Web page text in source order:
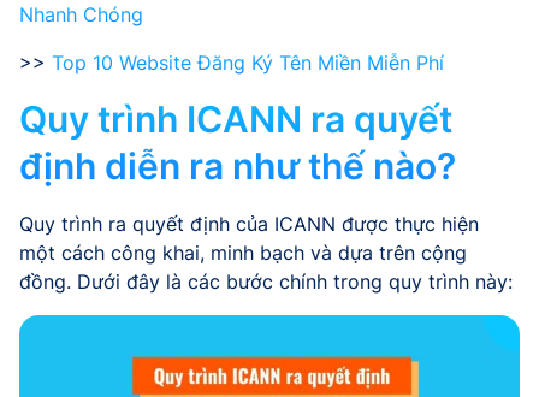
Nhanh Chóng
>> Top 10 Website Đăng Ký Tên Miền Miễn Phí
Quy trình ICANN ra quyết
định diễn ra như thế nào?
Quy trình ra quyết định của ICANN được thực hiện
một cách công khai, minh bạch và dựa trên cộng
đồng. Dưới đây là các bước chính trong quy trình này: